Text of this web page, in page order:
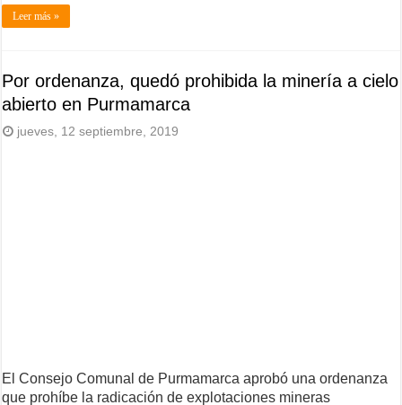
Leer más »
Por ordenanza, quedó prohibida la minería a cielo
abierto en Purmamarca
jueves, 12 septiembre, 2019
El Consejo Comunal de Purmamarca aprobó una ordenanza
que prohíbe la radicación de explotaciones mineras